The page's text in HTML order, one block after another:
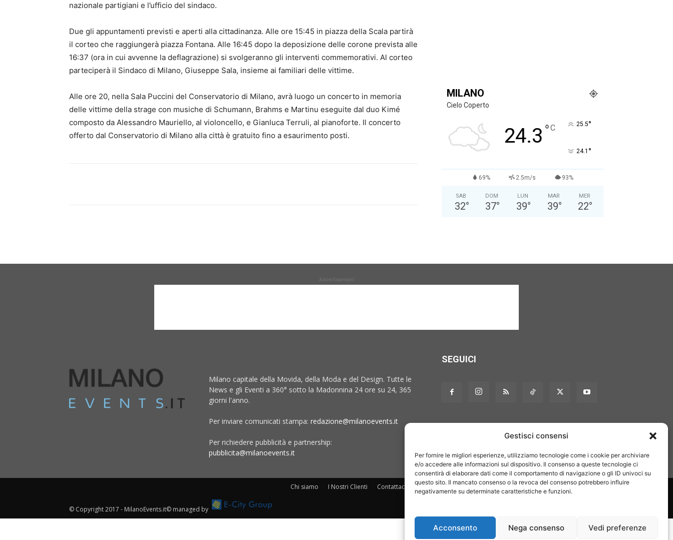
Gestisci consensi
Per fornire le migliori esperienze, utilizziamo tecnologie come i cookie per archiviare
e/o accedere alle informazioni sul dispositivo. Il consenso a queste tecnologie ci
consentirà di elaborare dati come il comportamento di navigazione o gli ID univoci su
questo sito. Il mancato consenso o la revoca del consenso potrebbero influire
negativamente su determinate caratteristiche e funzioni.
Acconsento Nega consenso Vedi preferenze
nazionale partigiani e l’ufficio del sindaco.
Due gli appuntamenti previsti e aperti alla cittadinanza. Alle ore 15:45 in piazza della Scala partirà
il corteo che raggiungerà piazza Fontana. Alle 16:45 dopo la deposizione delle corone prevista alle
16:37 (ora in cui avvenne la deflagrazione) si svolgeranno gli interventi commemorativi. Al corteo
parteciperà il Sindaco di Milano, Giuseppe Sala, insieme ai familiari delle vittime.
Alle ore 20, nella Sala Puccini del Conservatorio di Milano, avrà luogo un concerto in memoria
delle vittime della strage con musiche di Schumann, Brahms e Martinu eseguite dal duo Kimé
composto da Alessandro Mauriello, al violoncello, e Gianluca Terruli, al pianoforte. Il concerto
offerto dal Conservatorio di Milano alla città è gratuito fino a esaurimento posti.
MILANO
Cielo Coperto
24.3 °C 25.5°
24.1 °
69% 2.5m/s 93%
SAB
32°
DOM
37°
LUN
39°
MAR
39°
MER
22°
Advertisement
Milano capitale della Movida, della Moda e del Design. Tutte le
News e gli Eventi a 360° sotto la Madonnina 24 ore su 24, 365
giorni l'anno.
Per inviare comunicati stampa: redazione@milanoevents.it
Per richiedere pubblicità e partnership:
pubblicita@milanoevents.it
SEGUICI
Chi siamo I Nostri Clienti Contattaci Collabora con noi Pubblicità Privacy policy Linee editoriali
© Copyright 2017 - MilanoEvents.it© managed by